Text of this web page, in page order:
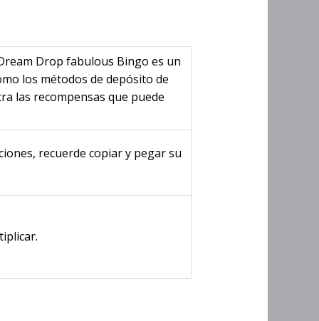
Drop fabulous Bingo es un
los métodos de depósito de
las recompensas que puede
recuerde copiar y pegar su